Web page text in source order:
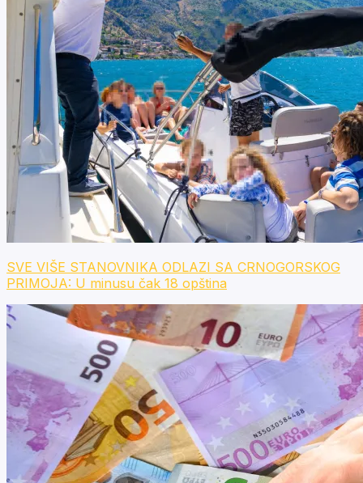
SVE VIŠE STANOVNIKA ODLAZI SA CRNOGORSKOG
PRIMOJA: U minusu čak 18 opština